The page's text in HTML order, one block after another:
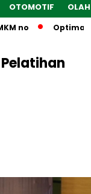
OTOMOTIF
no Optimalkan